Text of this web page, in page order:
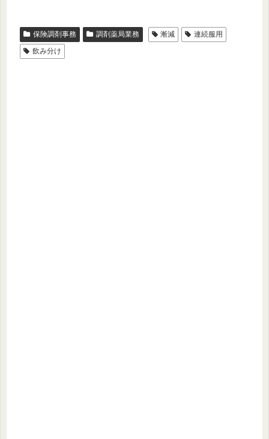
c
e
b
tt
er
e
ck
et
e
n
保険調剤事務 調剤薬局業務 漸減
連続服用
飲み分け